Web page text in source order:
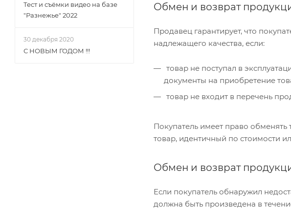
Обмен и возврат
Продавец гарантирует, что
надлежащего качества, если:
товар не поступал в
документы на приобретение
товар не входит в перечень
Покупатель имеет право
товар, идентичный по стоимости
Обмен и возврат
Если покупатель обнаружил
должна быть произведена в
Тест и съёмки видео на базе
"Разнежье" 2022
30 декабря 2020
С НОВЫМ ГОДОМ !!!